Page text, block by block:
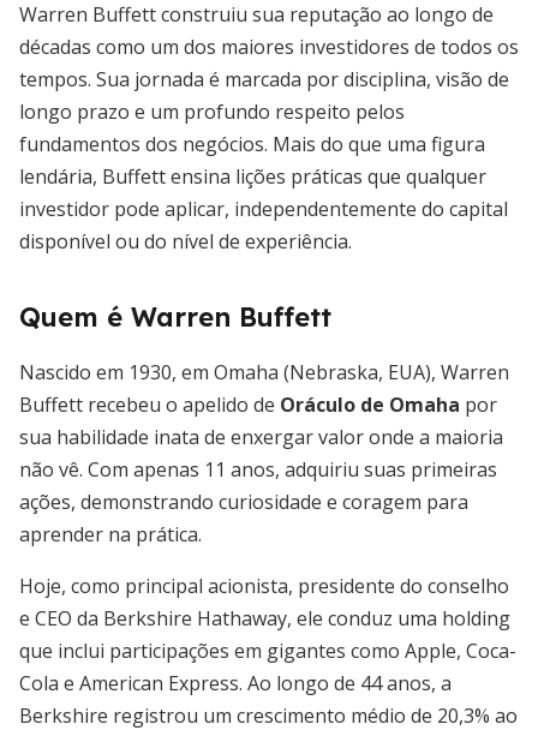
Warren Buffett construiu sua reputação ao longo de
décadas como um dos maiores investidores de todos os
tempos. Sua jornada é marcada por disciplina, visão de
longo prazo e um profundo respeito pelos
fundamentos dos negócios. Mais do que uma figura
lendária, Buffett ensina lições práticas que qualquer
investidor pode aplicar, independentemente do capital
disponível ou do nível de experiência.
Quem é Warren Buffett
Nascido em 1930, em Omaha (Nebraska, EUA), Warren
Buffett recebeu o apelido de Oráculo de Omaha por
sua habilidade inata de enxergar valor onde a maioria
não vê. Com apenas 11 anos, adquiriu suas primeiras
ações, demonstrando curiosidade e coragem para
aprender na prática.
Hoje, como principal acionista, presidente do conselho
e CEO da Berkshire Hathaway, ele conduz uma holding
que inclui participações em gigantes como Apple, Coca-
Cola e American Express. Ao longo de 44 anos, a
Berkshire registrou um crescimento médio de 20,3% ao